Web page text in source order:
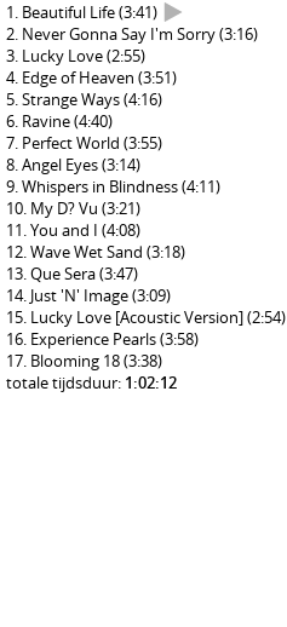
Beautiful Life(3:41)
Never Gonna Say I'm Sorry(3:16)
Lucky Love(2:55)
Edge of Heaven (3:51)
Strange Ways(4:16)
Ravine(4:40)
Perfect World (3:55)
Angel Eyes(3:14)
Whispers in Blindness(4:11)
My D? Vu (3:21)
You and I (4:08)
Wave Wet Sand (3:18)
Que Sera(3:47)
Just 'N' Image(3:09)
Lucky Love [Acoustic Version](2:54)
Experience Pearls(3:58)
Blooming 18(3:38)
totale tijdsduur: 1:02:12